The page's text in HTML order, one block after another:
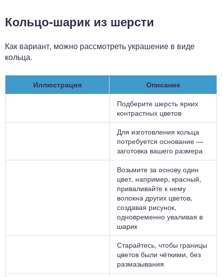
Кольцо-шарик из шерсти
Как вариант, можно рассмотреть украшение в виде
кольца.
Иллюстрация
Описание
Подберите шерсть ярких
контрастных цветов
Для изготовления кольца
потребуется основание —
заготовка вашего размера
Возьмите за основу один
цвет, например, красный,
приваливайте к нему
волокна других цветов,
создавая рисунок,
одновременно уваливая в
шарик
Старайтесь, чтобы границы
цветов были чёткими, без
размазывания